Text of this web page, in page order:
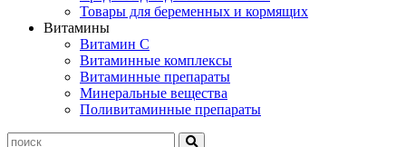
Товары для беременных и кормящих
Витамины
Витамин С
Витаминные комплексы
Витаминные препараты
Минеральные вещества
Поливитаминные препараты